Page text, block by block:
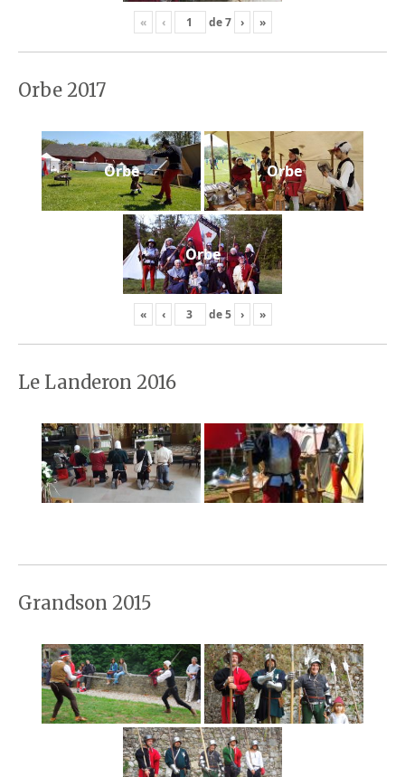
« ‹ de7 › »
Orbe 2017
Orbe Orbe
Orbe
« ‹ de5 › »
Le Landeron 2016
Grandson 2015